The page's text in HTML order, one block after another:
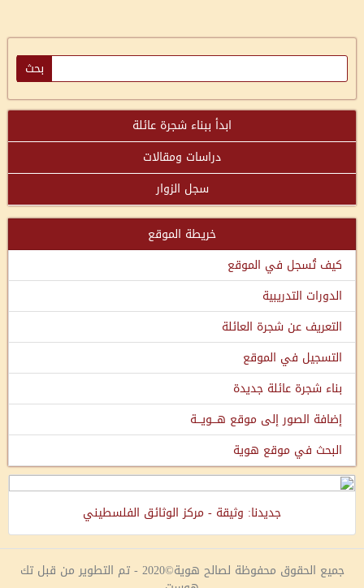
ابدأ ببناء شجرة عائلة
دراسات ومقالات
سجل الزوار
خريطة الموقع
كيف تُسجل في الموقع
الدورات التدريبية
التعريف عن شجرة العائلة
التسجيل في الموقع
بناء شجرة عائلة جديدة
إضافة الصور إلى موقع هـــويـــة
البحث في موقع هوية
جديدنا: وثيقة - مركز الوثائق الفلسطيني
جميع الحقوق محفوظة لصالح هوية©2020 - تم التطوير من قبل تك